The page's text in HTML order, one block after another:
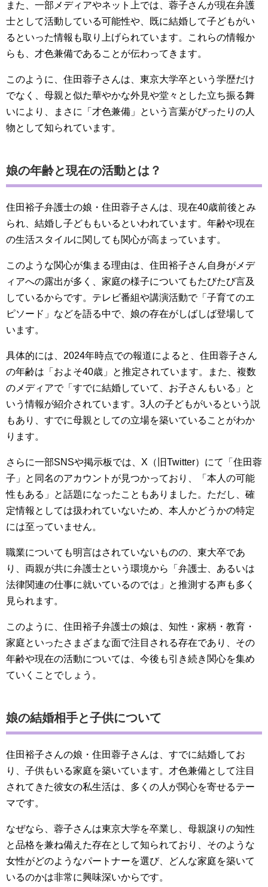
また、一部メディアやネット上では、蓉子さんが現在弁護
士として活動している可能性や、既に結婚して子どもがい
るといった情報も取り上げられています。これらの情報か
らも、才色兼備であることが伝わってきます。
このように、住田蓉子さんは、東京大学卒という学歴だけ
でなく、母親と似た華やかな外見や堂々とした立ち振る舞
いにより、まさに「才色兼備」という言葉がぴったりの人
物として知られています。
娘の年齢と現在の活動とは？
住田裕子弁護士の娘・住田蓉子さんは、現在40歳前後とみ
られ、結婚し子どももいるといわれています。年齢や現在
の生活スタイルに関しても関心が高まっています。
このような関心が集まる理由は、住田裕子さん自身がメデ
ィアへの露出が多く、家庭の様子についてもたびたび言及
しているからです。テレビ番組や講演活動で「子育てのエ
ピソード」などを語る中で、娘の存在がしばしば登場して
います。
具体的には、2024年時点での報道によると、住田蓉子さん
の年齢は「およそ40歳」と推定されています。また、複数
のメディアで「すでに結婚していて、お子さんもいる」と
いう情報が紹介されています。3人の子どもがいるという説
もあり、すでに母親としての立場を築いていることがわか
ります。
さらに一部SNSや掲示板では、X（旧Twitter）にて「住田蓉
子」と同名のアカウントが見つかっており、「本人の可能
性もある」と話題になったこともありました。ただし、確
定情報としては扱われていないため、本人かどうかの特定
には至っていません。
職業についても明言はされていないものの、東大卒であ
り、両親が共に弁護士という環境から「弁護士、あるいは
法律関連の仕事に就いているのでは」と推測する声も多く
見られます。
このように、住田裕子弁護士の娘は、知性・家柄・教育・
家庭といったさまざまな面で注目される存在であり、その
年齢や現在の活動については、今後も引き続き関心を集め
ていくことでしょう。
娘の結婚相手と子供について
住田裕子さんの娘・住田蓉子さんは、すでに結婚してお
り、子供もいる家庭を築いています。才色兼備として注目
されてきた彼女の私生活は、多くの人が関心を寄せるテー
マです。
なぜなら、蓉子さんは東京大学を卒業し、母親譲りの知性
と品格を兼ね備えた存在として知られており、そのような
女性がどのようなパートナーを選び、どんな家庭を築いて
いるのかは非常に興味深いからです。